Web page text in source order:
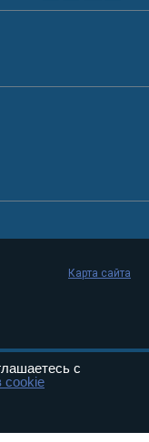
Карта сайта
с
cookie